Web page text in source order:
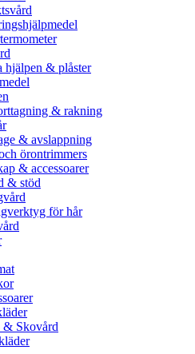
hjälpen & plåster
& rakning
& avslappning
örontrimmers
& accessoarer
& stöd
för hår
Skovård